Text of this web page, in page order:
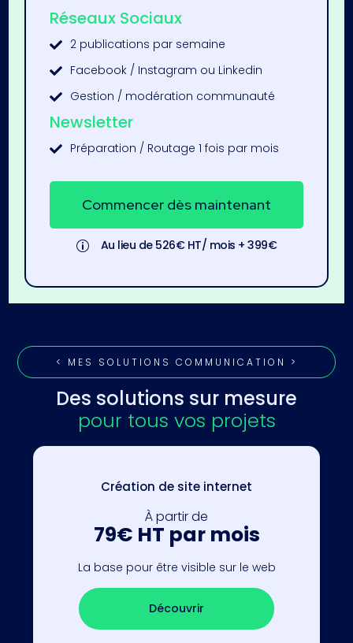
Réseaux Sociaux
 2 publications par semaine
 Facebook / Instagram ou Linkedin
 Gestion / modération communauté
Newsletter
 Préparation / Routage 1 fois par mois
Commencer dès maintenant
p Au lieu de 526€ HT/ mois + 399€
< MES SOLUTIONS COMMUNICATION >
Des solutions sur mesure
pour tous vos projets
Création de site internet
À partir de
79€ HT par mois
La base pour être visible sur le web
Découvrir